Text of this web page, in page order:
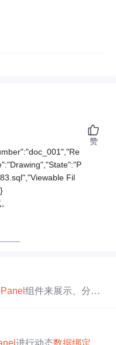
Fil
赞
——
Panel组件来展示、分
进行动态数据绑定